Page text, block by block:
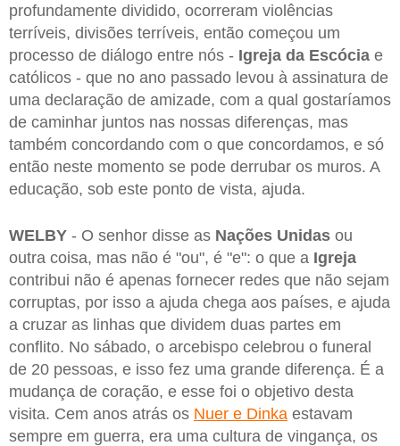
profundamente dividido, ocorreram violências
terríveis, divisões terríveis, então começou um
processo de diálogo entre nós - Igreja da Escócia e
católicos - que no ano passado levou à assinatura de
uma declaração de amizade, com a qual gostaríamos
de caminhar juntos nas nossas diferenças, mas
também concordando com o que concordamos, e só
então neste momento se pode derrubar os muros. A
educação, sob este ponto de vista, ajuda.
WELBY - O senhor disse as Nações Unidas ou
outra coisa, mas não é "ou", é "e": o que a Igreja
contribui não é apenas fornecer redes que não sejam
corruptas, por isso a ajuda chega aos países, e ajuda
a cruzar as linhas que dividem duas partes em
conflito. No sábado, o arcebispo celebrou o funeral
de 20 pessoas, e isso fez uma grande diferença. É a
mudança de coração, e esse foi o objetivo desta
visita. Cem anos atrás os Nuer e Dinka estavam
sempre em guerra, era uma cultura de vingança, os